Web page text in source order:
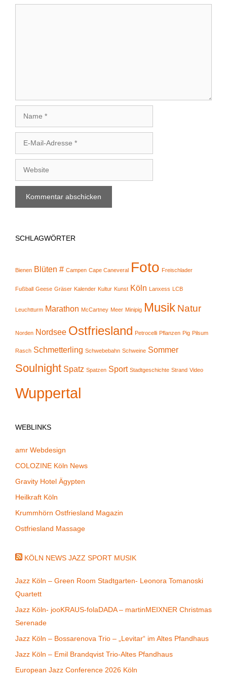
SCHLAGWÖRTER
Bienen Blüten # Campen Cape Caneveral Foto Freischlader
Fußball Geese Gräser Kalender Kultur Kunst Köln Lanxess LCB
Leuchtturm Marathon McCartney Meer Minipig Musik Natur
Norden Nordsee Ostfriesland Petrocelli Pflanzen Pig Pilsum
Rasch Schmetterling Schwebebahn Schweine Sommer
Soulnight Spatz Spatzen Sport Stadtgeschichte Strand Video
Wuppertal
WEBLINKS
amr Webdesign
COLOZINE Köln News
Gravity Hotel Ägypten
Heilkraft Köln
Krummhörn Ostfriesland Magazin
Ostfriesland Massage
KÖLN NEWS JAZZ SPORT MUSIK
Jazz Köln – Green Room Stadtgarten- Leonora Tomanoski
Quartett
Jazz Köln- jooKRAUS-folaDADA – martinMEIXNER Christmas
Serenade
Jazz Köln – Bossarenova Trio – „Levitar“ im Altes Pfandhaus
Jazz Köln – Emil Brandqvist Trio-Altes Pfandhaus
European Jazz Conference 2026 Köln